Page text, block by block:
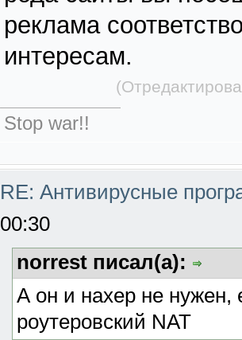
реклама
интересам.
Stop war!!
RE: Антивирусные
00:30
norrest писал(а):
А он и нахер не нужен,
роутеровский NAT